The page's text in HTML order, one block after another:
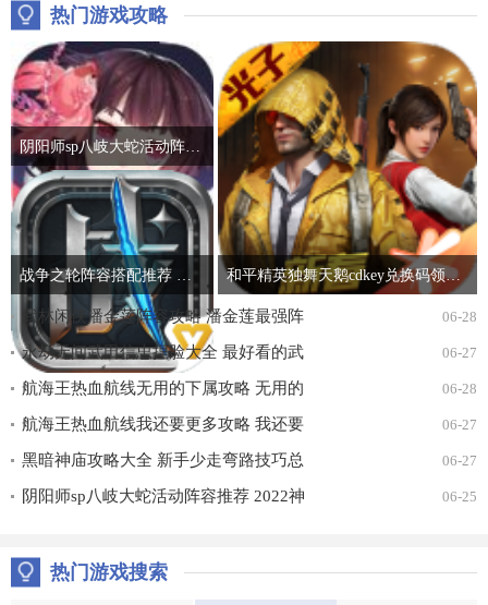
热门游戏攻略
阴阳师sp八岐大蛇活动阵容推荐 2022神堕八岐大蛇活动通关攻略
和平精英独舞天鹅cdkey兑换码领取免费2022 吃鸡独舞天鹅cdk兑换码最新汇总
武林闲侠潘金莲阵容攻略 潘金莲最强阵
容搭配推荐
06-28
永劫无间武田信忠捏脸大全 最好看的武
田信忠捏脸数据一览
06-27
航海王热血航线无用的下属攻略 无用的
下属探索通关打法详解
06-28
航海王热血航线我还要更多攻略 我还要
更多无尽探索通关打法详解
06-27
黑暗神庙攻略大全 新手少走弯路技巧总
汇
06-27
阴阳师sp八岐大蛇活动阵容推荐 2022神 06-25
热门游戏搜索